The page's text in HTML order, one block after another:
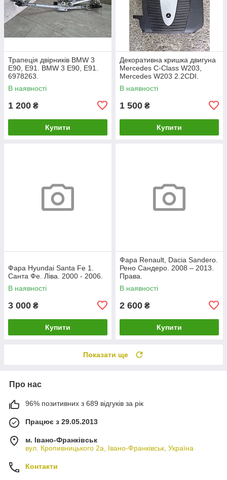
Трапеція двірників BMW 3
E90, E91. BMW 3 Е90, Е91.
6978263.
В наявності
1 200 ₴
Купити
Декоративна кришка двигуна
Mercedes C-Class W203,
Mercedes W203 2.2CDI.
A6460100467.
В наявності
1 500 ₴
Купити
Фара Hyundai Santa Fe 1.
Санта Фе. Ліва. 2000 - 2006.
В наявності
3 000 ₴
Купити
Фара Renault, Dacia Sandero.
Рено Сандеро. 2008 – 2013.
Права.
В наявності
2 600 ₴
Купити
Показати ще
Про нас
96% позитивних з 689 відгуків за рік
Працює з 29.05.2013
м. Івано-Франківськ
вул. Кропивницького 2а, Івано-Франківськ, Україна
Контакти